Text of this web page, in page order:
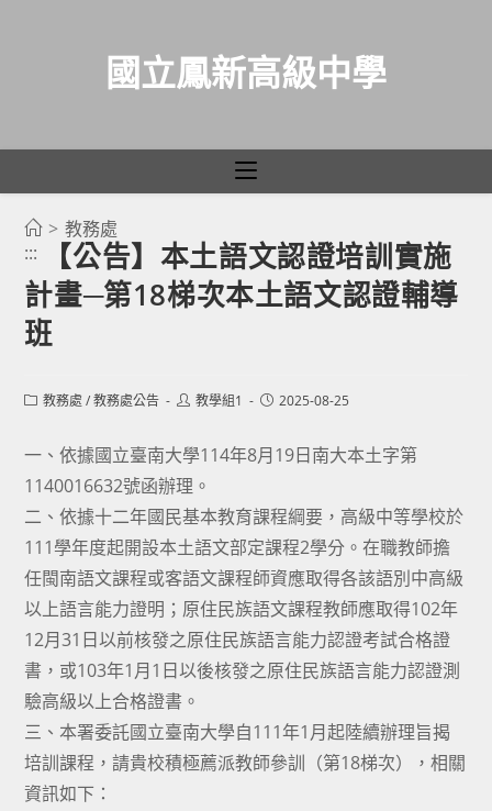
國立鳳新高級中學
> 教務處
:::
【公告】本土語文認證培訓實施
計畫─第18梯次本土語文認證輔導
班
Post教務處 / 教務處公告
Post教學組1
Post2025-08-25
一、依據國立臺南大學114年8月19日南大本土字第
1140016632號函辦理。
二、依據十二年國民基本教育課程綱要，高級中等學校於
111學年度起開設本土語文部定課程2學分。在職教師擔
任閩南語文課程或客語文課程師資應取得各該語別中高級
以上語言能力證明；原住民族語文課程教師應取得102年
12月31日以前核發之原住民族語言能力認證考試合格證
書，或103年1月1日以後核發之原住民族語言能力認證測
驗高級以上合格證書。
三、本署委託國立臺南大學自111年1月起陸續辦理旨揭
培訓課程，請貴校積極薦派教師參訓（第18梯次），相關
資訊如下：